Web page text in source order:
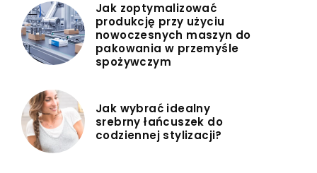
Jak zoptymalizować
produkcję przy użyciu
nowoczesnych maszyn do
pakowania w przemyśle
spożywczym
Jak wybrać idealny
srebrny łańcuszek do
codziennej stylizacji?